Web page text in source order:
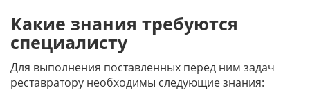
Какие знания требуются
специалисту
Для выполнения поставленных перед ним задач
реставратору необходимы следующие знания: